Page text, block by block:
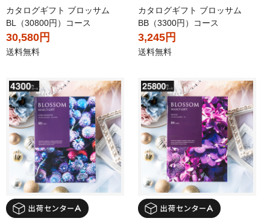
カタログギフト ブロッサム
BL（30800円）コース
30,580円
送料無料
カタログギフト ブロッサム
BB（3300円）コース
3,245円
送料無料